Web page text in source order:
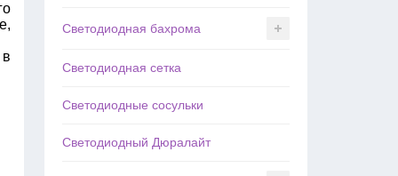
Светодиодная бахрома
Светодиодная сетка
Светодиодные сосульки
Светодиодный Дюралайт